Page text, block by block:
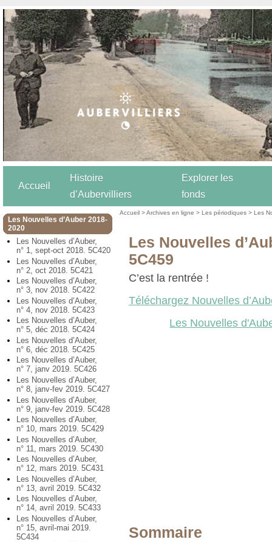
Accueil
Histoire
d’Aubervilliers
Explorer les
fonds
Les Nouvelles d’Auber 2018-
2020
Les Nouvelles d’Auber,
n° 1, sept-oct 2018. 5C420
Les Nouvelles d’Auber,
n° 2, oct 2018. 5C421
Les Nouvelles d’Auber,
n° 3, nov 2018. 5C422
Les Nouvelles d’Auber,
n° 4, nov 2018. 5C423
Les Nouvelles d’Auber,
n° 5, déc 2018. 5C424
Les Nouvelles d’Auber,
n° 6, déc 2018. 5C425
Les Nouvelles d’Auber,
n° 7, janv 2019. 5C426
Les Nouvelles d’Auber,
n° 8, janv-fev 2019. 5C427
Les Nouvelles d’Auber,
n° 9, janv-fev 2019. 5C428
Les Nouvelles d’Auber,
n° 10, mars 2019. 5C429
Les Nouvelles d’Auber,
n° 11, mars 2019. 5C430
Les Nouvelles d’Auber,
n° 12, mars 2019. 5C431
Les Nouvelles d’Auber,
n° 13, avril 2019. 5C432
Les Nouvelles d’Auber,
n° 14, avril 2019. 5C433
Les Nouvelles d’Auber,
n° 15, avril-mai 2019.
5C434
Accueil >Archives en ligne >Les périodiques >Les
Les Nouvelles
5C459
C’est la rentrée !
Téléchargez Nouvelles
Les Nouvelles
Sommaire